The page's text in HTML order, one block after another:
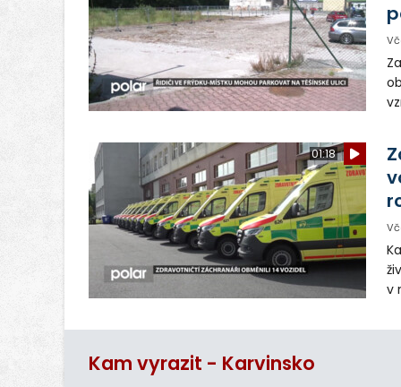
01:18
v
Kam vyrazit - Karvinsko